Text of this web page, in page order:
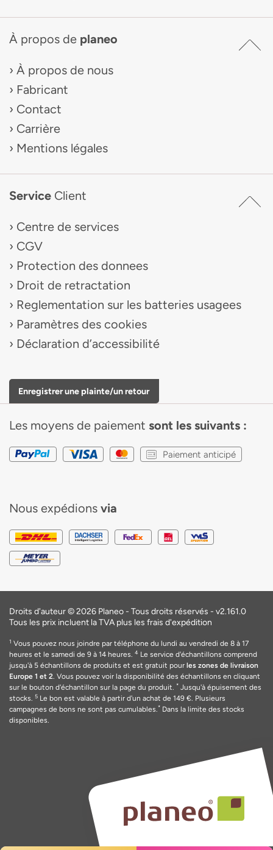
À propos de planeo
À propos de nous
Fabricant
Contact
Carrière
Mentions légales
Service Client
Centre de services
CGV
Protection des donnees
Droit de retractation
Reglementation sur les batteries usagees
Paramètres des cookies
Déclaration d’accessibilité
Enregistrer une plainte/un retour
Les moyens de paiement sont les suivants :
Paiement anticipé
Nous expédions via
Droits d'auteur © 2026 Planeo - Tous droits réservés - v2.161.0
Tous les prix incluent la TVA plus les frais d'expédition
1 Vous pouvez nous joindre par téléphone du lundi au vendredi de 8 à 17
heures et le samedi de 9 à 14 heures. 4 Le service d'échantillons comprend
jusqu'à 5 échantillons de produits et est gratuit pour les zones de livraison
Europe 1 et 2. Vous pouvez voir la disponibilité des échantillons en cliquant
sur le bouton d'échantillon sur la page du produit. * Jusqu'à épuisement des
stocks. 5 Le bon est valable à partir d'un achat de 149 €. Plusieurs
campagnes de bons ne sont pas cumulables.* Dans la limite des stocks
disponibles.